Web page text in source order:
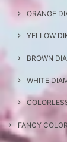
ORANGE
YELLOW
BROWN
WHITE
FANCY